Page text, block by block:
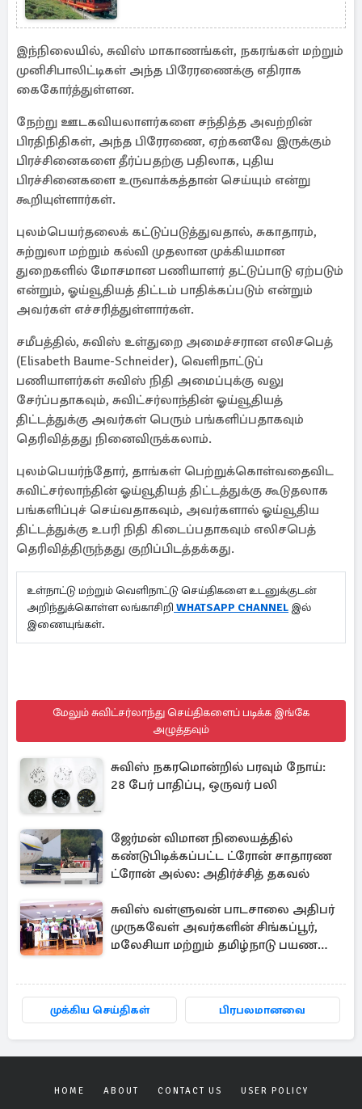
இந்நிலையில், சுவிஸ் மாகாணங்கள், நகரங்கள் மற்றும்
முனிசிபாலிட்டிகள் அந்த பிரேரணைக்கு எதிராக
கைகோர்த்துள்ளன.
நேற்று ஊடகவியலாளர்களை சந்தித்த அவற்றின்
பிரதிநிதிகள், அந்த பிரேரணை, ஏற்கனவே இருக்கும்
பிரச்சினைகளை தீர்ப்பதற்கு பதிலாக, புதிய
பிரச்சினைகளை உருவாக்கத்தான் செய்யும் என்று
கூறியுள்ளார்கள்.
புலம்பெயர்தலைக் கட்டுப்படுத்துவதால், சுகாதாரம்,
சுற்றுலா மற்றும் கல்வி முதலான முக்கியமான
துறைகளில் மோசமான பணியாளர் தட்டுப்பாடு ஏற்படும்
என்றும், ஓய்வூதியத் திட்டம் பாதிக்கப்படும் என்றும்
அவர்கள் எச்சரித்துள்ளார்கள்.
சமீபத்தில், சுவிஸ் உள்துறை அமைச்சரான எலிசபெத்
(Elisabeth Baume-Schneider), வெளிநாட்டுப்
பணியாளர்கள் சுவிஸ் நிதி அமைப்புக்கு வலு
சேர்ப்பதாகவும், சுவிட்சர்லாந்தின் ஓய்வூதியத்
திட்டத்துக்கு அவர்கள் பெரும் பங்களிப்பதாகவும்
தெரிவித்தது நினைவிருக்கலாம்.
புலம்பெயர்ந்தோர், தாங்கள் பெற்றுக்கொள்வதைவிட
சுவிட்சர்லாந்தின் ஓய்வூதியத் திட்டத்துக்கு கூடுதலாக
பங்களிப்புச் செய்வதாகவும், அவர்களால் ஓய்வூதிய
திட்டத்துக்கு உபரி நிதி கிடைப்பதாகவும் எலிசபெத்
தெரிவித்திருந்தது குறிப்பிடத்தக்கது.
உள்நாட்டு மற்றும் வெளிநாட்டு செய்திகளை உடனுக்குடன்
அறிந்துக்கொள்ள லங்காசிறி WHATSAPP CHANNEL இல்
இணையுங்கள்.
மேலும் சுவிட்சர்லாந்து செய்திகளைப் படிக்க இங்கே
அழுத்தவும்
சுவிஸ் நகரமொன்றில் பரவும் நோய்:
28 பேர் பாதிப்பு, ஒருவர் பலி
ஜேர்மன் விமான நிலையத்தில்
கண்டுபிடிக்கப்பட்ட ட்ரோன் சாதாரண
ட்ரோன் அல்ல: அதிர்ச்சித் தகவல்
சுவிஸ் வள்ளுவன் பாடசாலை அதிபர்
முருகவேள் அவர்களின் சிங்கப்பூர்,
மலேசியா மற்றும் தமிழ்நாடு பயண
முக்கிய செய்திகள் பிரபலமானவை
HOME ABOUT CONTACT US USER POLICY